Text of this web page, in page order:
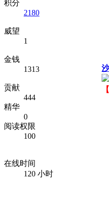
积分
2180
威望
1
金钱
1313
贡献
444
精华
0
阅读权限
100
在线时间
120 小时